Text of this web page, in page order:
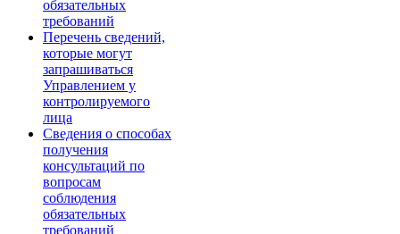
обязательных
требований
Перечень сведений,
которые могут
запрашиваться
Управлением у
контролируемого
лица
Сведения о способах
получения
консультаций по
вопросам
соблюдения
обязательных
требований